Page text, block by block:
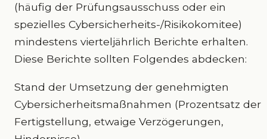
(häufig der Prüfungsausschuss oder ein
spezielles Cybersicherheits-/Risikokomitee)
mindestens vierteljährlich Berichte erhalten.
Diese Berichte sollten Folgendes abdecken:
Stand der Umsetzung der genehmigten
Cybersicherheitsmaßnahmen (Prozentsatz der
Fertigstellung, etwaige Verzögerungen,